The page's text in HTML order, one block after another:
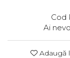
Cod
Ai
Adaugă